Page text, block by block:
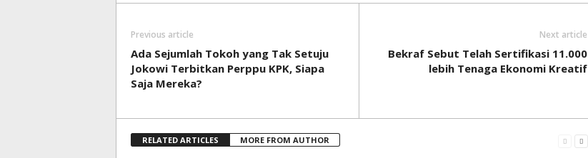
Previous article
Ada Sejumlah Tokoh yang Tak Setuju
Jokowi Terbitkan Perppu KPK, Siapa
Saja Mereka?
Next article
Bekraf Sebut Telah Sertifikasi 11.000
lebih Tenaga Ekonomi Kreatif
RELATED ARTICLES MORE FROM AUTHOR